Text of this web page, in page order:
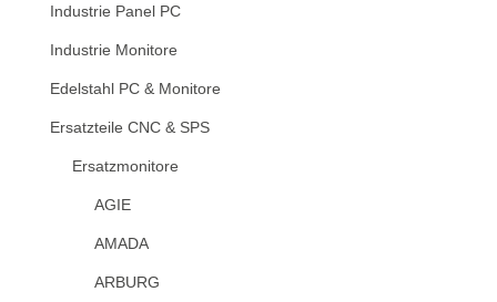
Industrie Panel PC
Industrie Monitore
Edelstahl PC & Monitore
Ersatzteile CNC & SPS
Ersatzmonitore
AGIE
AMADA
ARBURG